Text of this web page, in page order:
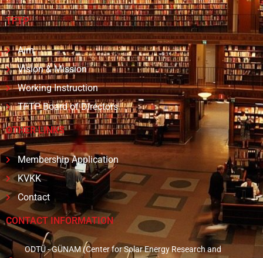
TFTP
Aim
Vision & Mission
Working Instruction
TFTP Board of Directors
OTHER LINKS
Membership Application
KVKK
Contact
CONTACT INFORMATION
ODTÜ - GÜNAM (Center for Solar Energy Research and